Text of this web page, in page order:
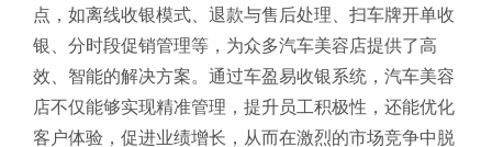
点，如离线收银模式、退款与售后处理、扫车牌开单收
银、分时段促销管理等，为众多汽车美容店提供了高
效、智能的解决方案。通过车盈易收银系统，汽车美容
店不仅能够实现精准管理，提升员工积极性，还能优化
客户体验，促进业绩增长，从而在激烈的市场竞争中脱